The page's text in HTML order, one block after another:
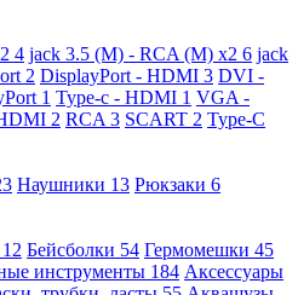
4 jack 3.5 (M) - RCA (M) x2 6 jack
2 DisplayPort - HDMI 3 DVI -
1 Type-c - HDMI 1 VGA -
2 RCA 3 SCART 2 Type-C
Наушники 13 Рюкзаки 6
12 Бейсболки 54 Гермомешки 45
инструменты 184 Аксессуары